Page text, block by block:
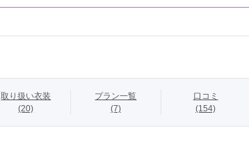
取り扱い衣装
(20)
プラン一覧
(7)
口コミ
(154)